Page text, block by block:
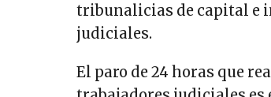
tribunalicias de capital e
judiciales.
El paro de 24 horas que